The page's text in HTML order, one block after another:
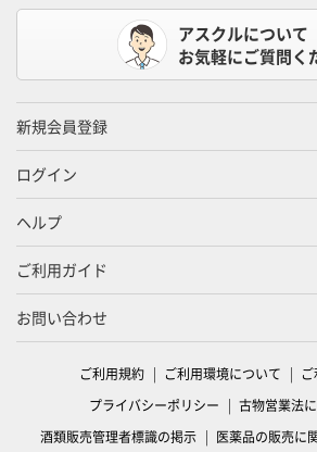
アスクルについて
お気軽にご質問く
新規会員登録
ログイン
ヘルプ
ご利用ガイド
お問い合わせ
ご利用規約 ご利用環境について
プライバシーポリシー
古物営業法
酒類販売管理者標識の掲示
医薬品の販売に